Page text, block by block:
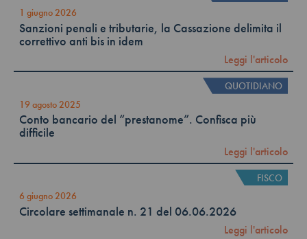
1 giugno 2026
Sanzioni penali e tributarie, la Cassazione delimita il
correttivo anti bis in idem
Leggi l'articolo
QUOTIDIANO
19 agosto 2025
Conto bancario del “prestanome”. Confisca più
difficile
Leggi l'articolo
FISCO
6 giugno 2026
Circolare settimanale n. 21 del 06.06.2026
Leggi l'articolo